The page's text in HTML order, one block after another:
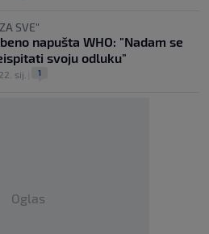
SVE"
napušta WHO: "Nadam se
svoju odluku"
22. sij. 1
Oglas